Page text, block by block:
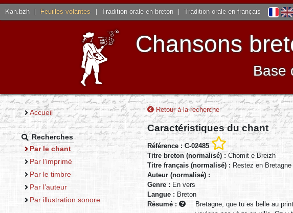
Kan.bzh Feuilles volantes Tradition orale en breton Tradition orale en français
Chansons
Base
Accueil
Recherches
Par le chant
Par l’imprimé
Par le timbre
Par l’auteur
Par illustration sonore
Retour à la recherche
Caractéristiques du chant
Référence : C-02485
Titre breton (normalisé) : Chomit e Breizh
Titre français (normalisé) : Restez en Bretagne
Auteur (normalisé) :
Genre : En vers
Langue : Breton
Résumé :
Bretagne, que tu es belle au